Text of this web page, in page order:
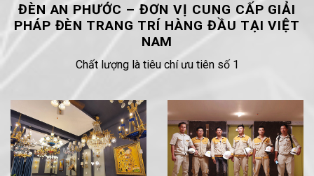
ĐÈN AN PHƯỚC – ĐƠN VỊ CUNG CẤP GIẢI
PHÁP ĐÈN TRANG TRÍ HÀNG ĐẦU TẠI VIỆT
NAM
Chất lượng là tiêu chí ưu tiên số 1